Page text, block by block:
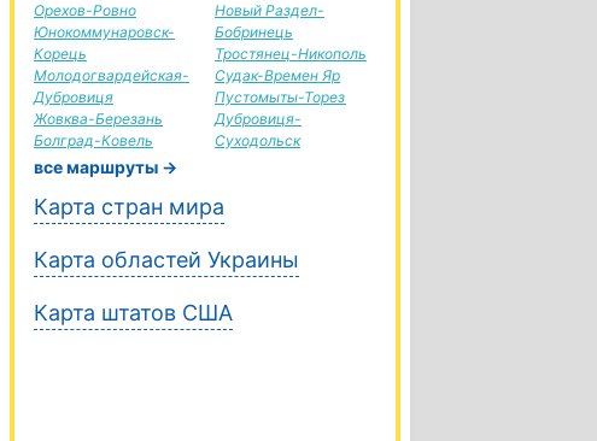
Орехов-Ровно
Юнокоммунаровск-
Корець
Молодогвардейская-
Дубровиця
Жовква-Березань
Болград-Ковель
Новый Раздел-
Бобринець
Тростянец-Никополь
Судак-Времен Яр
Пустомыты-Торез
Дубровиця-
Суходольск
все маршруты →
Карта стран мира
Карта областей Украины
Карта штатов США